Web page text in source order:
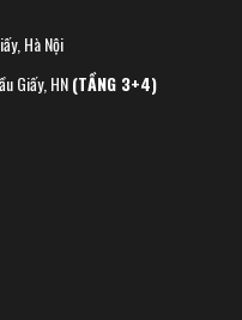
Hà Nội
Giấy, HN(TẦNG 3+4)